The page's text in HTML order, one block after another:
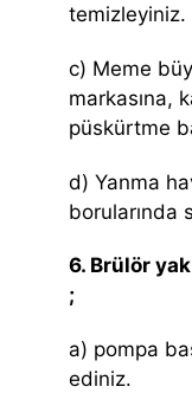
temizleyiniz.
c) Meme
markasına,
püskürtme
d) Yanma
borularında
6. Brülör
;
a) pompa
ediniz.